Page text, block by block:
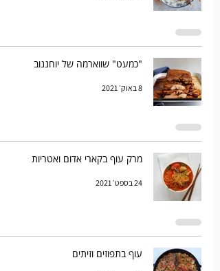
"כמעט" שווארמה של יוחננוב
8 באוק׳ 2021
מרק עוף בקארי אדום ואטריות
24 בספט׳ 2021
עוף בתפוזים וזיתים